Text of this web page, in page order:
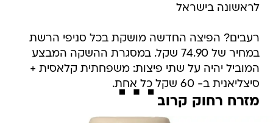
לראשונה בישראל
רעבים? הפיצה החדשה מושקת בכל סניפי הרשת
במחיר של 74.90 שקל. במסגרת ההשקה המבצע
המוביל יהיה על שתי פיצות: משפחתית קלאסית +
סיצליאנית ב- 60 שקל כל אחת.
מזרח רחוק קרוב